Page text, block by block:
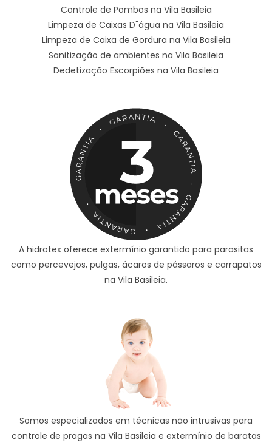
Controle de Pombos na Vila Basileia
Limpeza de Caixas D"água na Vila Basileia
Limpeza de Caixa de Gordura na Vila Basileia
Sanitização de ambientes na Vila Basileia
Dedetização Escorpiões na Vila Basileia
A hidrotex oferece extermínio garantido para parasitas
como percevejos, pulgas, ácaros de pássaros e carrapatos
na Vila Basileia.
Somos especializados em técnicas não intrusivas para
controle de pragas na Vila Basileia e extermínio de baratas